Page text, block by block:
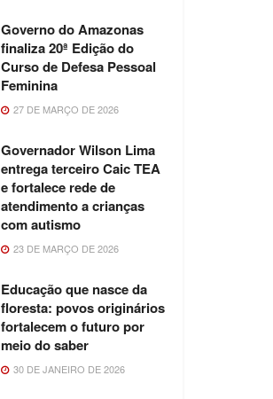
Governo do Amazonas
finaliza 20ª Edição do
Curso de Defesa Pessoal
Feminina
27 DE MARÇO DE 2026
Governador Wilson Lima
entrega terceiro Caic TEA
e fortalece rede de
atendimento a crianças
com autismo
23 DE MARÇO DE 2026
Educação que nasce da
floresta: povos originários
fortalecem o futuro por
meio do saber
30 DE JANEIRO DE 2026